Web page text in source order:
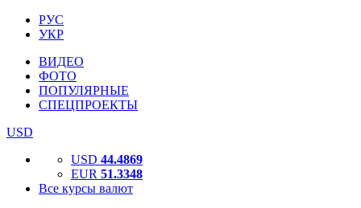
РУС
УКР
ВИДЕО
ФОТО
ПОПУЛЯРНЫЕ
СПЕЦПРОЕКТЫ
USD
USD 44.4869
EUR 51.3348
Все курсы валют